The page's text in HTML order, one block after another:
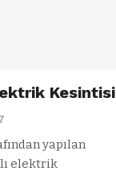
Kesintisi
yapılan
elektrik